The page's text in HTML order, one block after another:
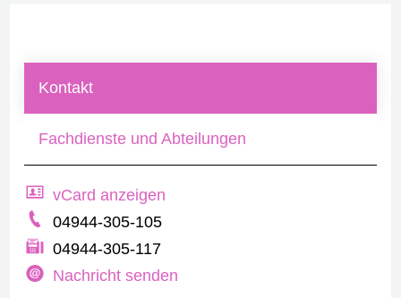
Kontakt
Fachdienste und Abteilungen
vCard anzeigen
04944-305-105
04944-305-117
Nachricht senden